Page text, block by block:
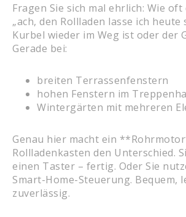
Fragen Sie sich mal ehrlich: Wie oft
„ach, den Rollladen lasse ich heute
Kurbel wieder im Weg ist oder der
Gerade bei:
breiten Terrassenfenstern
hohen Fenstern im
Wintergärten mit mehreren
Genau hier macht ein
Rollladenkasten den Unterschied.
einen Taster – fertig. Oder Sie
Smart-Home-Steuerung. Bequem,
zuverlässig.